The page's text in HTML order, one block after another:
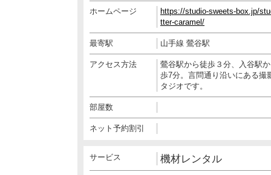
ホームページ
https://studio-sweets-box.jp/
tter-caramel/
最寄駅 山手線 鶯谷駅
アクセス方法
鶯谷駅から徒歩３分、入谷駅
歩7分。言問通り沿いにある撮
タジオです。
部屋数
ネット予約割引
サービス 機材レンタル